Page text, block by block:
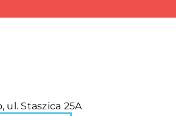
ul. Staszica 25A